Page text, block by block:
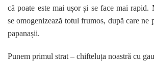
că poate este mai ușor și se face mai rapid.
se omogenizează totul frumos, după care ne
papanașii.
Punem primul strat – chifteluța noastră cu